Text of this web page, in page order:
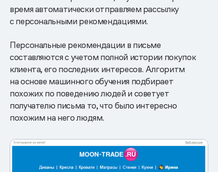
время автоматически отправляем рассылку
с персональными рекомендациями.
Персональные рекомендации в письме
составляются с учетом полной истории покупок
клиента, его последних интересов. Алгоритм
на основе машинного обучения подбирает
похожих по поведению людей и советует
получателю письма то, что было интересно
похожим на него людям.